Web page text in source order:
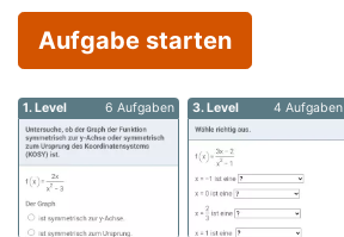
Aufgabe starten
1. Level 6 Aufgaben 3. Level 4 Aufgaben